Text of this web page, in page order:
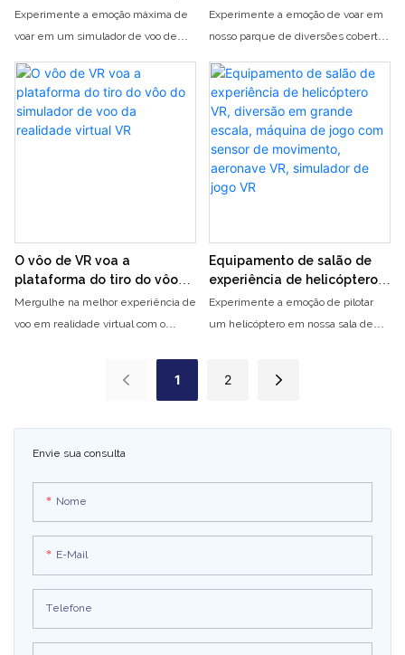
Envie sua consulta
Nome
E-Mail
Telefone
rotação de 360 ​​graus,
emocionante experiência de
jogos interno
Experimente a emoção máxima de
voar em um simulador de voo de
imersivo, completo com rotação de
360 ​​graus para uma experiência de
voo verdadeiramente autêntica.
com cúpula de realidade
virtual 9D XD para
realidade virtual
Experimente a emoção de voar em
nosso parque de diversões coberto
realidade virtual 9D XD. Aperte os
cintos em nossos assentos
esportivos para uma experiência de
voo em realidade virtual
verdadeiramente envolvente como
nenhuma outra
O vôo de VR voa a
plataforma do tiro do vôo
do simulador de voo da
realidade virtual VR
Mergulhe na melhor experiência de
voo em realidade virtual com o
dinâmicos, você pode voar pelos
missões de combate aéreo como
nunca antes.
Equipamento de salão de
experiência de helicóptero
VR, diversão em grande
escala, máquina de jogo
jogo VR
Experimente a emoção de pilotar
um helicóptero em nossa sala de
de jogos de diversão em grande
e mergulhe no mundo emocionante
1 2